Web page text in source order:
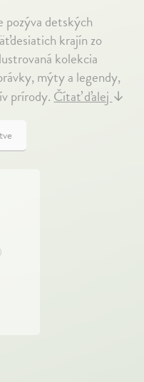
pozýva detských
krajín zo
kolekcia
mýty a legendy,
prírody.Čítať ďalej↓